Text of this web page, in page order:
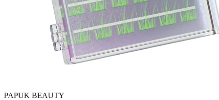
PAPUK BEAUTY